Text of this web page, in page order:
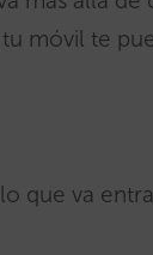
móvil te
que va